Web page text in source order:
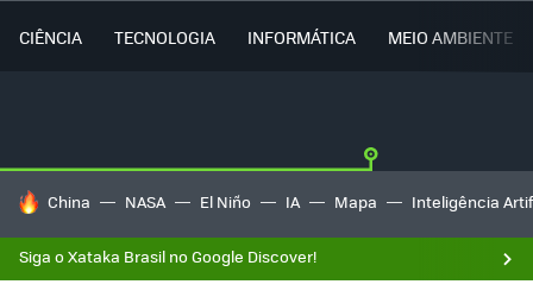
CIÊNCIA TECNOLOGIA INFORMÁTICA MEIO AMBIENTE
TENDÊNCIAS DO DIA
China NASA El Niño IA Mapa Inteligência
Siga o Xataka Brasil no Google Discover!